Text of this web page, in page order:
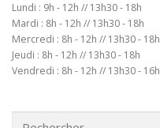
Lundi : 9h - 12h // 13h30 - 18h
Mardi : 8h - 12h // 13h30 - 18h
Mercredi : 8h - 12h // 13h30 - 18h
Jeudi : 8h - 12h // 13h30 - 18h
Vendredi : 8h - 12h // 13h30 - 16h